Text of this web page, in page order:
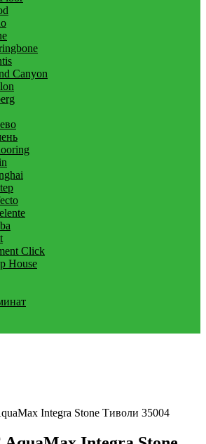
Canyon
Click
House
Integra Stone Тиволи 35004